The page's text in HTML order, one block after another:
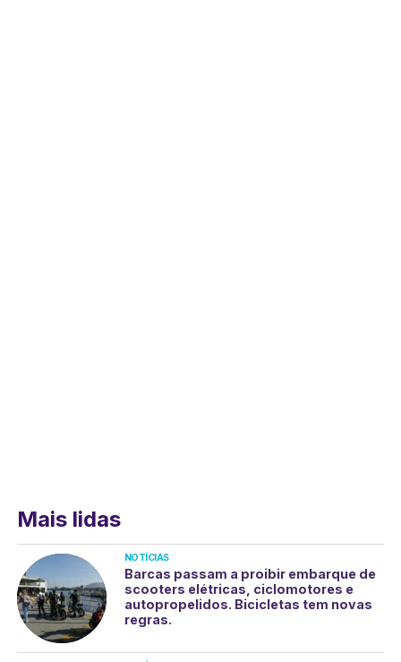
Mais lidas
NOTÍCIAS
Barcas passam a proibir embarque de
scooters elétricas, ciclomotores e
autopropelidos. Bicicletas tem novas
regras.